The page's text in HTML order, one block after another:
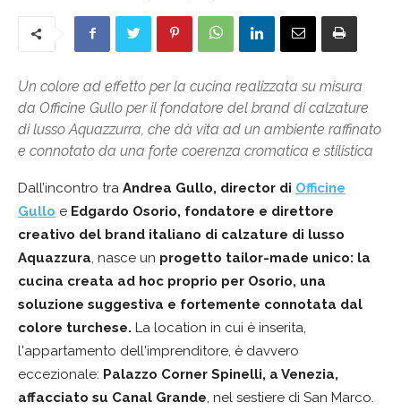
Un colore ad effetto per la cucina realizzata su misura
da Officine Gullo per il fondatore del brand di calzature
di lusso Aquazzurra, che dà vita ad un ambiente raffinato
e connotato da una forte coerenza cromatica e stilistica
Dall’incontro tra Andrea Gullo, director di Officine
Gullo e Edgardo Osorio, fondatore e direttore
creativo del brand italiano di calzature di lusso
Aquazzura, nasce un progetto tailor-made unico: la
cucina creata ad hoc proprio per Osorio, una
soluzione suggestiva e fortemente connotata dal
colore turchese. La location in cui è inserita,
l'appartamento dell'imprenditore, è davvero
eccezionale: Palazzo Corner Spinelli, a Venezia,
affacciato su Canal Grande, nel sestiere di San Marco.